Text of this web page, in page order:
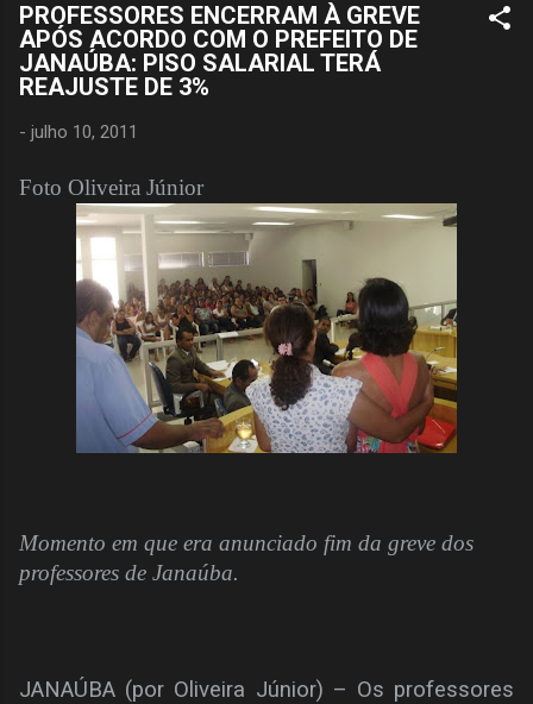
PROFESSORES ENCERRAM À GREVE
APÓS ACORDO COM O PREFEITO DE
JANAÚBA: PISO SALARIAL TERÁ
REAJUSTE DE 3%
- julho 10, 2011
Foto Oliveira Júnior
Momento em que era anunciado fim da greve dos
professores de Janaúba.
JANAÚBA (por Oliveira Júnior) – Os professores